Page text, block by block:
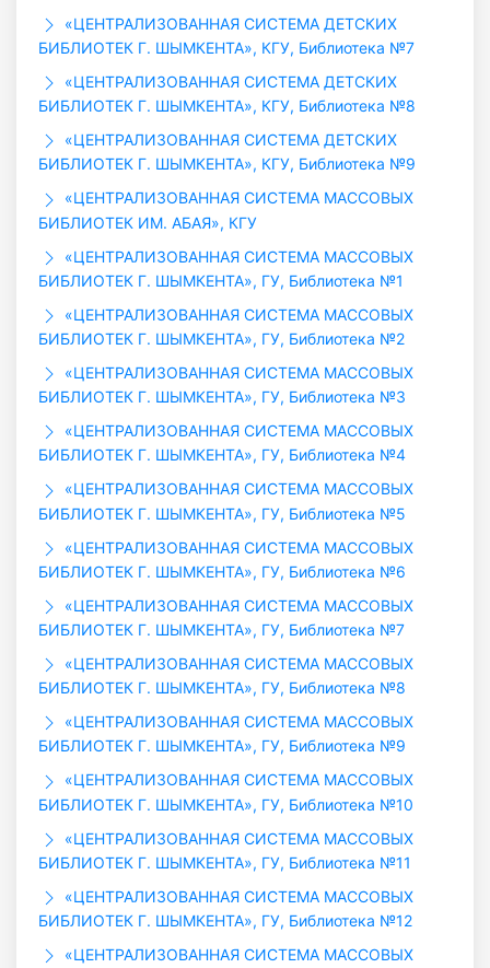
«ЦЕНТРАЛИЗОВАННАЯ СИСТЕМА ДЕТСКИХ
БИБЛИОТЕК Г. ШЫМКЕНТА», КГУ, Библиотека №7
«ЦЕНТРАЛИЗОВАННАЯ СИСТЕМА ДЕТСКИХ
БИБЛИОТЕК Г. ШЫМКЕНТА», КГУ, Библиотека №8
«ЦЕНТРАЛИЗОВАННАЯ СИСТЕМА ДЕТСКИХ
БИБЛИОТЕК Г. ШЫМКЕНТА», КГУ, Библиотека №9
«ЦЕНТРАЛИЗОВАННАЯ СИСТЕМА МАССОВЫХ
БИБЛИОТЕК ИМ. АБАЯ», КГУ
«ЦЕНТРАЛИЗОВАННАЯ СИСТЕМА МАССОВЫХ
БИБЛИОТЕК Г. ШЫМКЕНТА», ГУ, Библиотека №1
«ЦЕНТРАЛИЗОВАННАЯ СИСТЕМА МАССОВЫХ
БИБЛИОТЕК Г. ШЫМКЕНТА», ГУ, Библиотека №2
«ЦЕНТРАЛИЗОВАННАЯ СИСТЕМА МАССОВЫХ
БИБЛИОТЕК Г. ШЫМКЕНТА», ГУ, Библиотека №3
«ЦЕНТРАЛИЗОВАННАЯ СИСТЕМА МАССОВЫХ
БИБЛИОТЕК Г. ШЫМКЕНТА», ГУ, Библиотека №4
«ЦЕНТРАЛИЗОВАННАЯ СИСТЕМА МАССОВЫХ
БИБЛИОТЕК Г. ШЫМКЕНТА», ГУ, Библиотека №5
«ЦЕНТРАЛИЗОВАННАЯ СИСТЕМА МАССОВЫХ
БИБЛИОТЕК Г. ШЫМКЕНТА», ГУ, Библиотека №6
«ЦЕНТРАЛИЗОВАННАЯ СИСТЕМА МАССОВЫХ
БИБЛИОТЕК Г. ШЫМКЕНТА», ГУ, Библиотека №7
«ЦЕНТРАЛИЗОВАННАЯ СИСТЕМА МАССОВЫХ
БИБЛИОТЕК Г. ШЫМКЕНТА», ГУ, Библиотека №8
«ЦЕНТРАЛИЗОВАННАЯ СИСТЕМА МАССОВЫХ
БИБЛИОТЕК Г. ШЫМКЕНТА», ГУ, Библиотека №9
«ЦЕНТРАЛИЗОВАННАЯ СИСТЕМА МАССОВЫХ
БИБЛИОТЕК Г. ШЫМКЕНТА», ГУ, Библиотека №10
«ЦЕНТРАЛИЗОВАННАЯ СИСТЕМА МАССОВЫХ
БИБЛИОТЕК Г. ШЫМКЕНТА», ГУ, Библиотека №11
«ЦЕНТРАЛИЗОВАННАЯ СИСТЕМА МАССОВЫХ
БИБЛИОТЕК Г. ШЫМКЕНТА», ГУ, Библиотека №12
«ЦЕНТРАЛИЗОВАННАЯ СИСТЕМА МАССОВЫХ